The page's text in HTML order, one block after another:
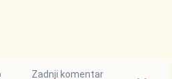
Zadnji komentar